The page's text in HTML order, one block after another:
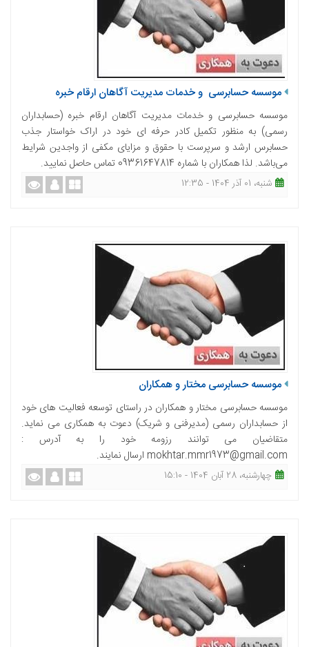
موسسه حسابرسی و خدمات مدیریت آگاهان ارقام خبره
موسسه حسابرسی و خدمات مدیریت آگاهان ارقام خبره (حسابداران
رسمی) به منظور تکمیل کادر حرفه ای خود در اراک خواستار جذب
حسابرس ارشد و سرپرست با حقوق و مزایای مکفی از واجدین شرایط
می‌باشد. لذا همکاران با شماره 09361647814 تماس حاصل نمایید.
شنبه، 01 آذر 1404 - 12:35
موسسه حسابرسی مختار و همکاران
موسسه حسابرسی مختار و همکاران در راستای توسعه فعالیت های خود
از حسابداران رسمی (مدیرفنی و شریک) دعوت به همکاری می نماید.
متقاضیان می توانند رزومه خود را به آدرس :
mokhtar.mmr1973@gmail.com ارسال نمایند.
چهارشنبه، 28 آبان 1404 - 15:10